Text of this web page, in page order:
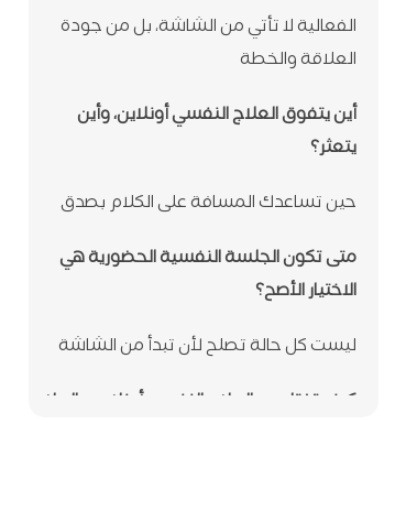
الفعالية لا تأتي من الشاشة، بل من جودة
العلاقة والخطة
أين يتفوق العلاج النفسي أونلاين، وأين
يتعثر؟
حين تساعدك المسافة على الكلام بصدق
متى تكون الجلسة النفسية الحضورية هي
الاختيار الأصح؟
ليست كل حالة تصلح لأن تبدأ من الشاشة
كيف تختار بين العلاج النفسي أونلاين والعلاج